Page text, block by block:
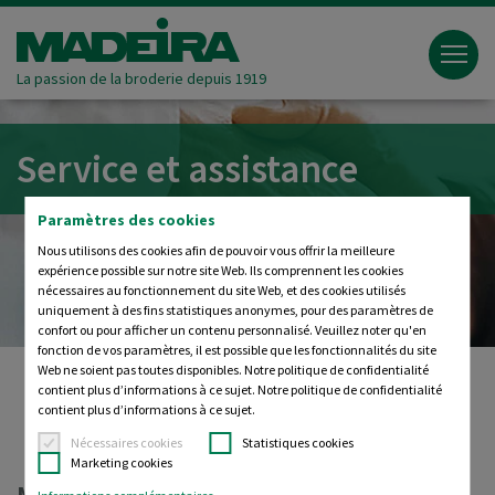
Paramètres des cookies
Nous utilisons des cookies afin de pouvoir vous offrir la meilleure
expérience possible sur notre site Web. Ils comprennent les cookies
nécessaires au fonctionnement du site Web, et des cookies utilisés
uniquement à des fins statistiques anonymes, pour des paramètres de
confort ou pour afficher un contenu personnalisé. Veuillez noter qu'en
fonction de vos paramètres, il est possible que les fonctionnalités du site
Web ne soient pas toutes disponibles. Notre politique de confidentialité
contient plus d’informations à ce sujet. Notre politique de confidentialité
contient plus d’informations à ce sujet.
Nécessaires cookies
Statistiques cookies
Marketing cookies
La passion de la broderie depuis 1919
Service et assistance
MadeiraService et assistance